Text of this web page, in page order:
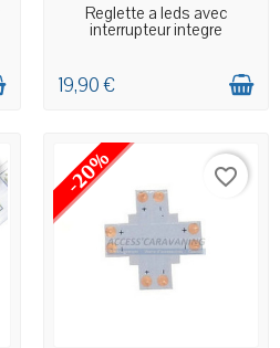
DERNIERS ARTICLES EN STOCK
Reglette a leds avec
interrupteur integre
19,90 €
-20% favorite_border